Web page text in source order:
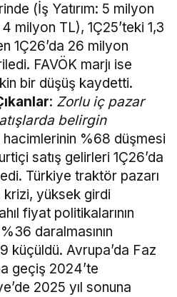
(İş Yatırım: 5 milyon
milyon TL), 1Ç25’teki 1,3
1Ç26’da 26 milyon
FAVÖK marjı ise
bir düşüş kaydetti.
: Zorlu iç pazar
belirgin
hacimlerinin %68 düşmesi
satış gelirleri 1Ç26’da
Türkiye traktör pazarı
krizi, yüksek girdi
fiyat politikalarının
daralmasının
küçüldü. Avrupa’da Faz
geçiş 2024’te
2025 yıl sonuna